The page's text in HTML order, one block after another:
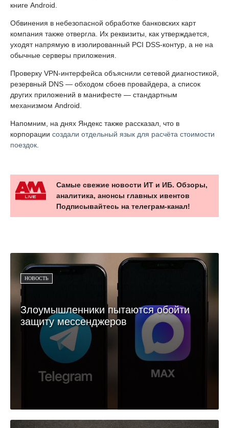
книге Android.
Обвинения в небезопасной обработке банковских карт
компания также отвергла. Их реквизиты, как утверждается,
уходят напрямую в изолированный PCI DSS-контур, а не на
обычные серверы приложения.
Проверку VPN-интерфейса объяснили сетевой диагностикой,
резервный DNS — обходом сбоев провайдера, а список
других приложений в манифесте — стандартным
механизмом Android.
Напомним, на днях Яндекс также рассказал, что в
корпорации создали отдельный язык для расчёта стоимости
поездок
Самые свежие новости ИТ и ИБ. Обзоры,
аналитика, анонсы главных ивентов
Подписывайтесь на телеграм-канал!
НОВОСТЬ
Злоумышленники пытаются обойти
защиту мессенджеров